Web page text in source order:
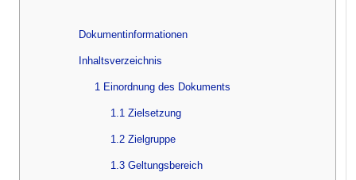
Dokumentinformationen
Inhaltsverzeichnis
1 Einordnung des Dokuments
1.1 Zielsetzung
1.2 Zielgruppe
1.3 Geltungsbereich